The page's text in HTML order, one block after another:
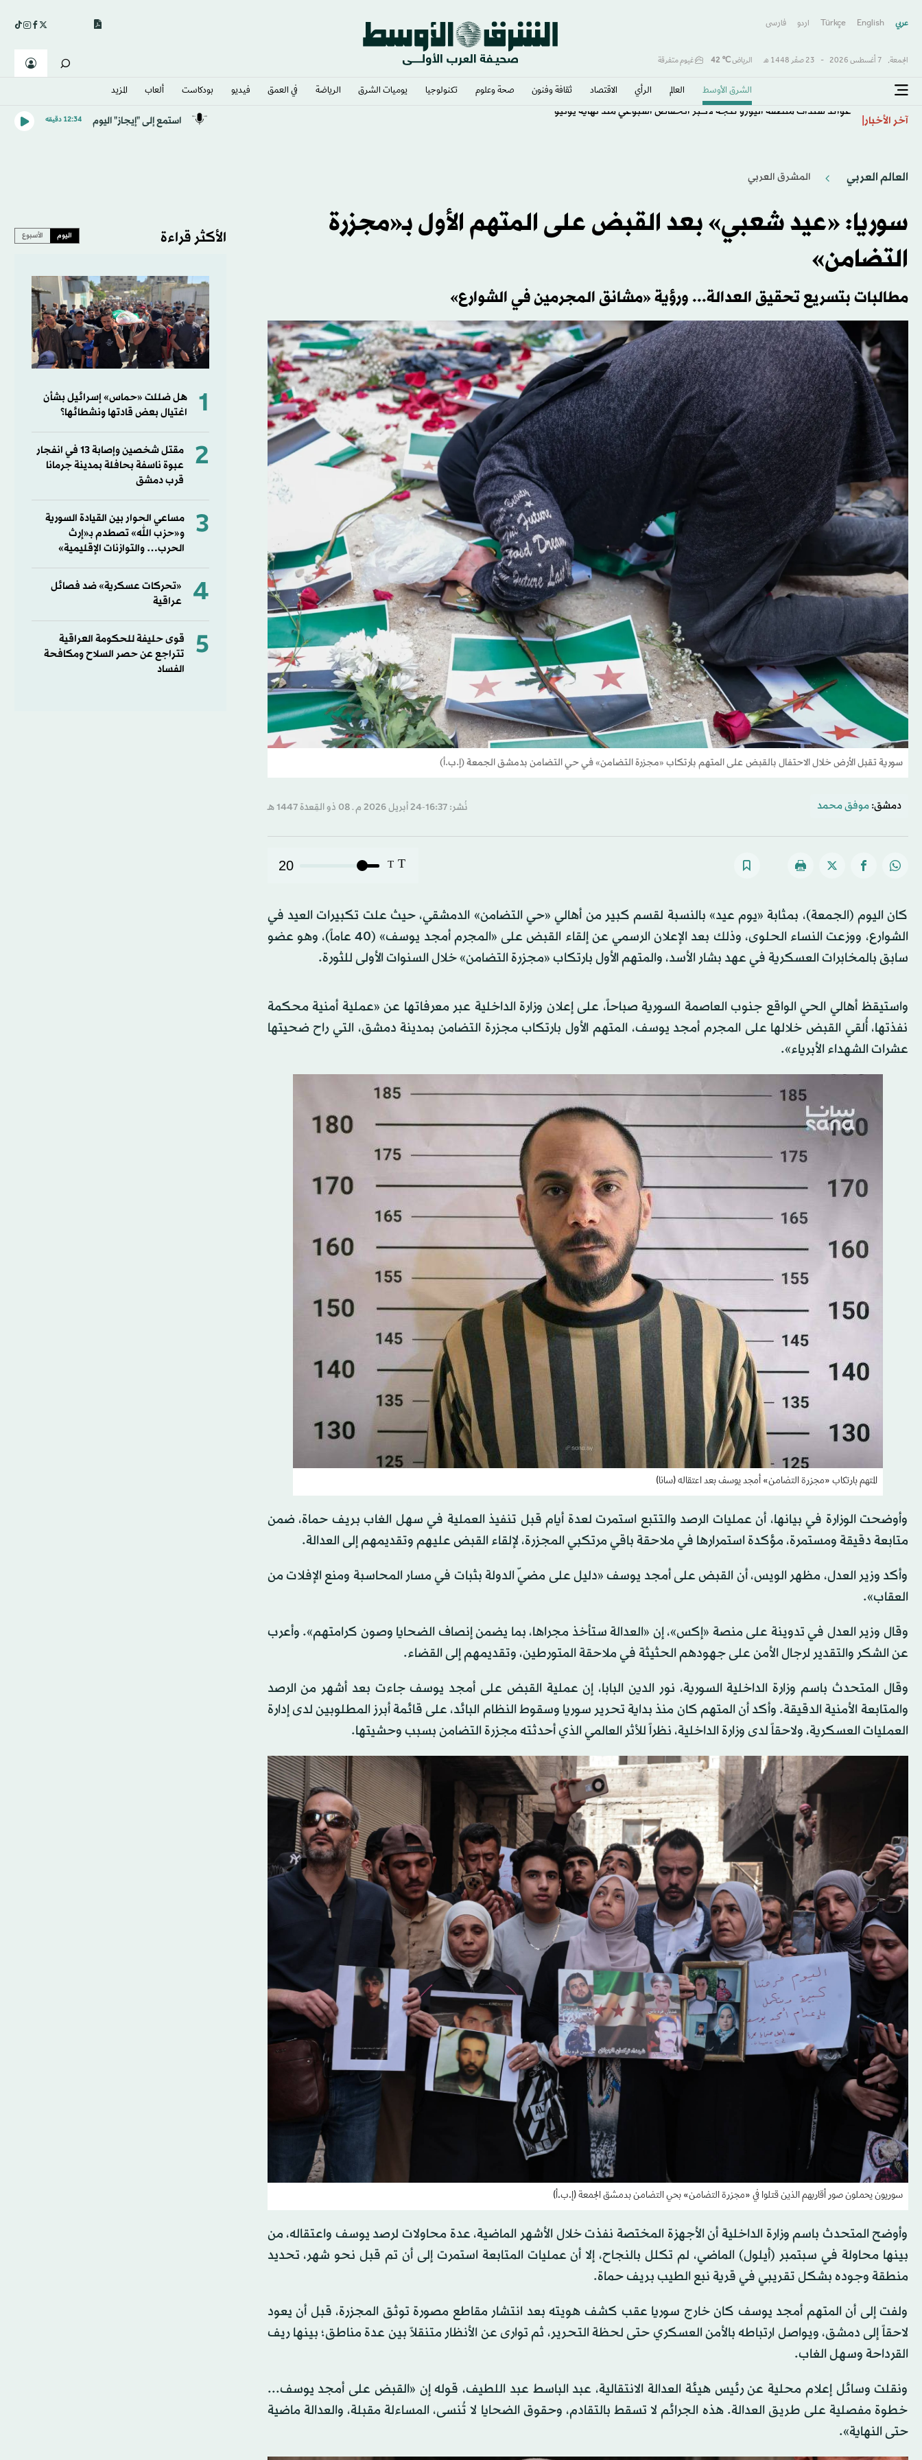
عربي English
Türkçe اردو فارسى
الجمعة, 7 أغسطس 2026 - 23 صفَر 1448 هـ الرياض℃
42 غيوم متفرقة
الشرق الأوسط​ العالم الرأي الاقتصاد ثقافة وفنون صحة وعلوم تكنولوجيا يوميات الشرق​ الرياضة في العمق فيديو بودكاست ألعاب المزيد
آخر الأخبار عوائد سندات منطقة اليورو تتجه لأكبر انخفاض أسبوعي منذ نهاية يونيو استمع إلى "إيجاز" اليوم 12:34 دقيقه
العالم العربي المشرق العربي
سوريا: «عيد شعبي» بعد القبض على المتهم الأول بـ«مجزرة
التضامن»
مطالبات بتسريع تحقيق العدالة... ورؤية «مشانق المجرمين في الشوارع»
سورية تقبل الأرض خلال الاحتفال بالقبض على المتهم بارتكاب «مجزرة التضامن» في حي التضامن بدمشق الجمعة (إ.ب.أ)
دمشق: موفق محمد نُشر: 16:37-24 أبريل 2026 م ـ 08 ذو القِعدة 1447 هـ
T
T
20
كان اليوم (الجمعة)، بمثابة «يوم عيد» بالنسبة لقسم كبير من أهالي «حي التضامن» الدمشقي، حيث علت تكبيرات العيد في
الشوارع، ووزعت النساء الحلوى، وذلك بعد الإعلان الرسمي عن إلقاء القبض على «المجرم أمجد يوسف» (40 عاماً)، وهو عضو
سابق بالمخابرات العسكرية في عهد بشار الأسد، والمتهم الأول بارتكاب «مجزرة التضامن» خلال السنوات الأولى للثورة.
واستيقظ أهالي الحي الواقع جنوب العاصمة السورية صباحاً، على إعلان وزارة الداخلية عبر معرفاتها عن «عملية أمنية محكمة
نفذتها، أُلقي القبض خلالها على المجرم أمجد يوسف، المتهم الأول بارتكاب مجزرة التضامن بمدينة دمشق، التي راح ضحيتها
عشرات الشهداء الأبرياء».
المتهم بارتكاب «مجزرة التضامن» أمجد يوسف بعد اعتقاله (سانا)
وأوضحت الوزارة في بيانها، أن عمليات الرصد والتتبع استمرت لعدة أيام قبل تنفيذ العملية في سهل الغاب بريف حماة، ضمن
متابعة دقيقة ومستمرة، مؤكدة استمرارها في ملاحقة باقي مرتكبي المجزرة، لإلقاء القبض عليهم وتقديمهم إلى العدالة.
وأكد وزير العدل، مظهر الويس، أن القبض على أمجد يوسف «دليل على مضيّ الدولة بثبات في مسار المحاسبة ومنع الإفلات من
العقاب».
وقال وزير العدل في تدوينة على منصة «إكس»، إن «العدالة ستأخذ مجراها، بما يضمن إنصاف الضحايا وصون كرامتهم». وأعرب
عن الشكر والتقدير لرجال الأمن على جهودهم الحثيثة في ملاحقة المتورطين، وتقديمهم إلى القضاء.
وقال المتحدث باسم وزارة الداخلية السورية، نور الدين البابا، إن عملية القبض على أمجد يوسف جاءت بعد أشهر من الرصد
والمتابعة الأمنية الدقيقة. وأكد أن المتهم كان منذ بداية تحرير سوريا وسقوط النظام البائد، على قائمة أبرز المطلوبين لدى إدارة
العمليات العسكرية، ولاحقاً لدى وزارة الداخلية، نظراً للأثر العالمي الذي أحدثته مجزرة التضامن بسبب وحشيتها.
سوريون يحملون صور أقاربهم الذين قتلوا في «مجزرة التضامن» بحي التضامن بدمشق الجمعة (إ.ب.أ)
وأوضح المتحدث باسم وزارة الداخلية أن الأجهزة المختصة نفذت خلال الأشهر الماضية، عدة محاولات لرصد يوسف واعتقاله، من
بينها محاولة في سبتمبر (أيلول) الماضي، لم تكلل بالنجاح، إلا أن عمليات المتابعة استمرت إلى أن تم قبل نحو شهر، تحديد
منطقة وجوده بشكل تقريبي في قرية نبع الطيب بريف حماة.
ولفت إلى أن المتهم أمجد يوسف كان خارج سوريا عقب كشف هويته بعد انتشار مقاطع مصورة توثق المجزرة، قبل أن يعود
لاحقاً إلى دمشق، ويواصل ارتباطه بالأمن العسكري حتى لحظة التحرير، ثم توارى عن الأنظار متنقلاً بين عدة مناطق؛ بينها ريف
القرداحة وسهل الغاب.
ونقلت وسائل إعلام محلية عن رئيس هيئة العدالة الانتقالية، عبد الباسط عبد اللطيف، قوله إن «القبض على أمجد يوسف...
خطوة مفصلية على طريق العدالة. هذه الجرائم لا تسقط بالتقادم، وحقوق الضحايا لا تُنسى، المساءلة مقبلة، والعدالة ماضية
حتى النهاية».
الأكثر قراءة اليوم الأسبوع
1
هل ضللت «حماس» إسرائيل بشأن
اغتيال بعض قادتها ونشطائها؟
2
مقتل شخصين وإصابة 13 في انفجار
عبوة ناسفة بحافلة بمدينة جرمانا
قرب دمشق
3
مساعي الحوار بين القيادة السورية
و«حزب الله» تصطدم بـ«إرث
الحرب… والتوازنات الإقليمية»
4
«تحركات عسكرية» ضد فصائل
عراقية
5
قوى حليفة للحكومة العراقية
تتراجع عن حصر السلاح ومكافحة
الفساد